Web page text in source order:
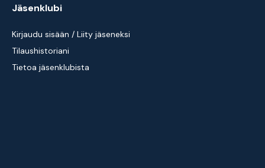
Jäsenklubi
Kirjaudu sisään / Liity jäseneksi
Tilaushistoriani
Tietoa jäsenklubista